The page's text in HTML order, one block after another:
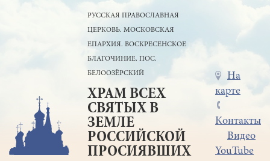
РУССКАЯ ПРАВОСЛАВНАЯ
ЦЕРКОВЬ. МОСКОВСКАЯ
ЕПАРХИЯ. ВОСКРЕСЕНСКОЕ
БЛАГОЧИНИЕ. ПОС.
БЕЛООЗЁРСКИЙ
ХРАМ ВСЕХ
СВЯТЫХ В
ЗЕМЛЕ
РОССИЙСКОЙ
ПРОСИЯВШИХ
Меню
в
шапке
На
карте
Контакты
Видео
YouTube